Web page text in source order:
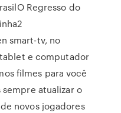
Regresso do
smart-tv, no
e computador
filmes para você
atualizar o
novos jogadores